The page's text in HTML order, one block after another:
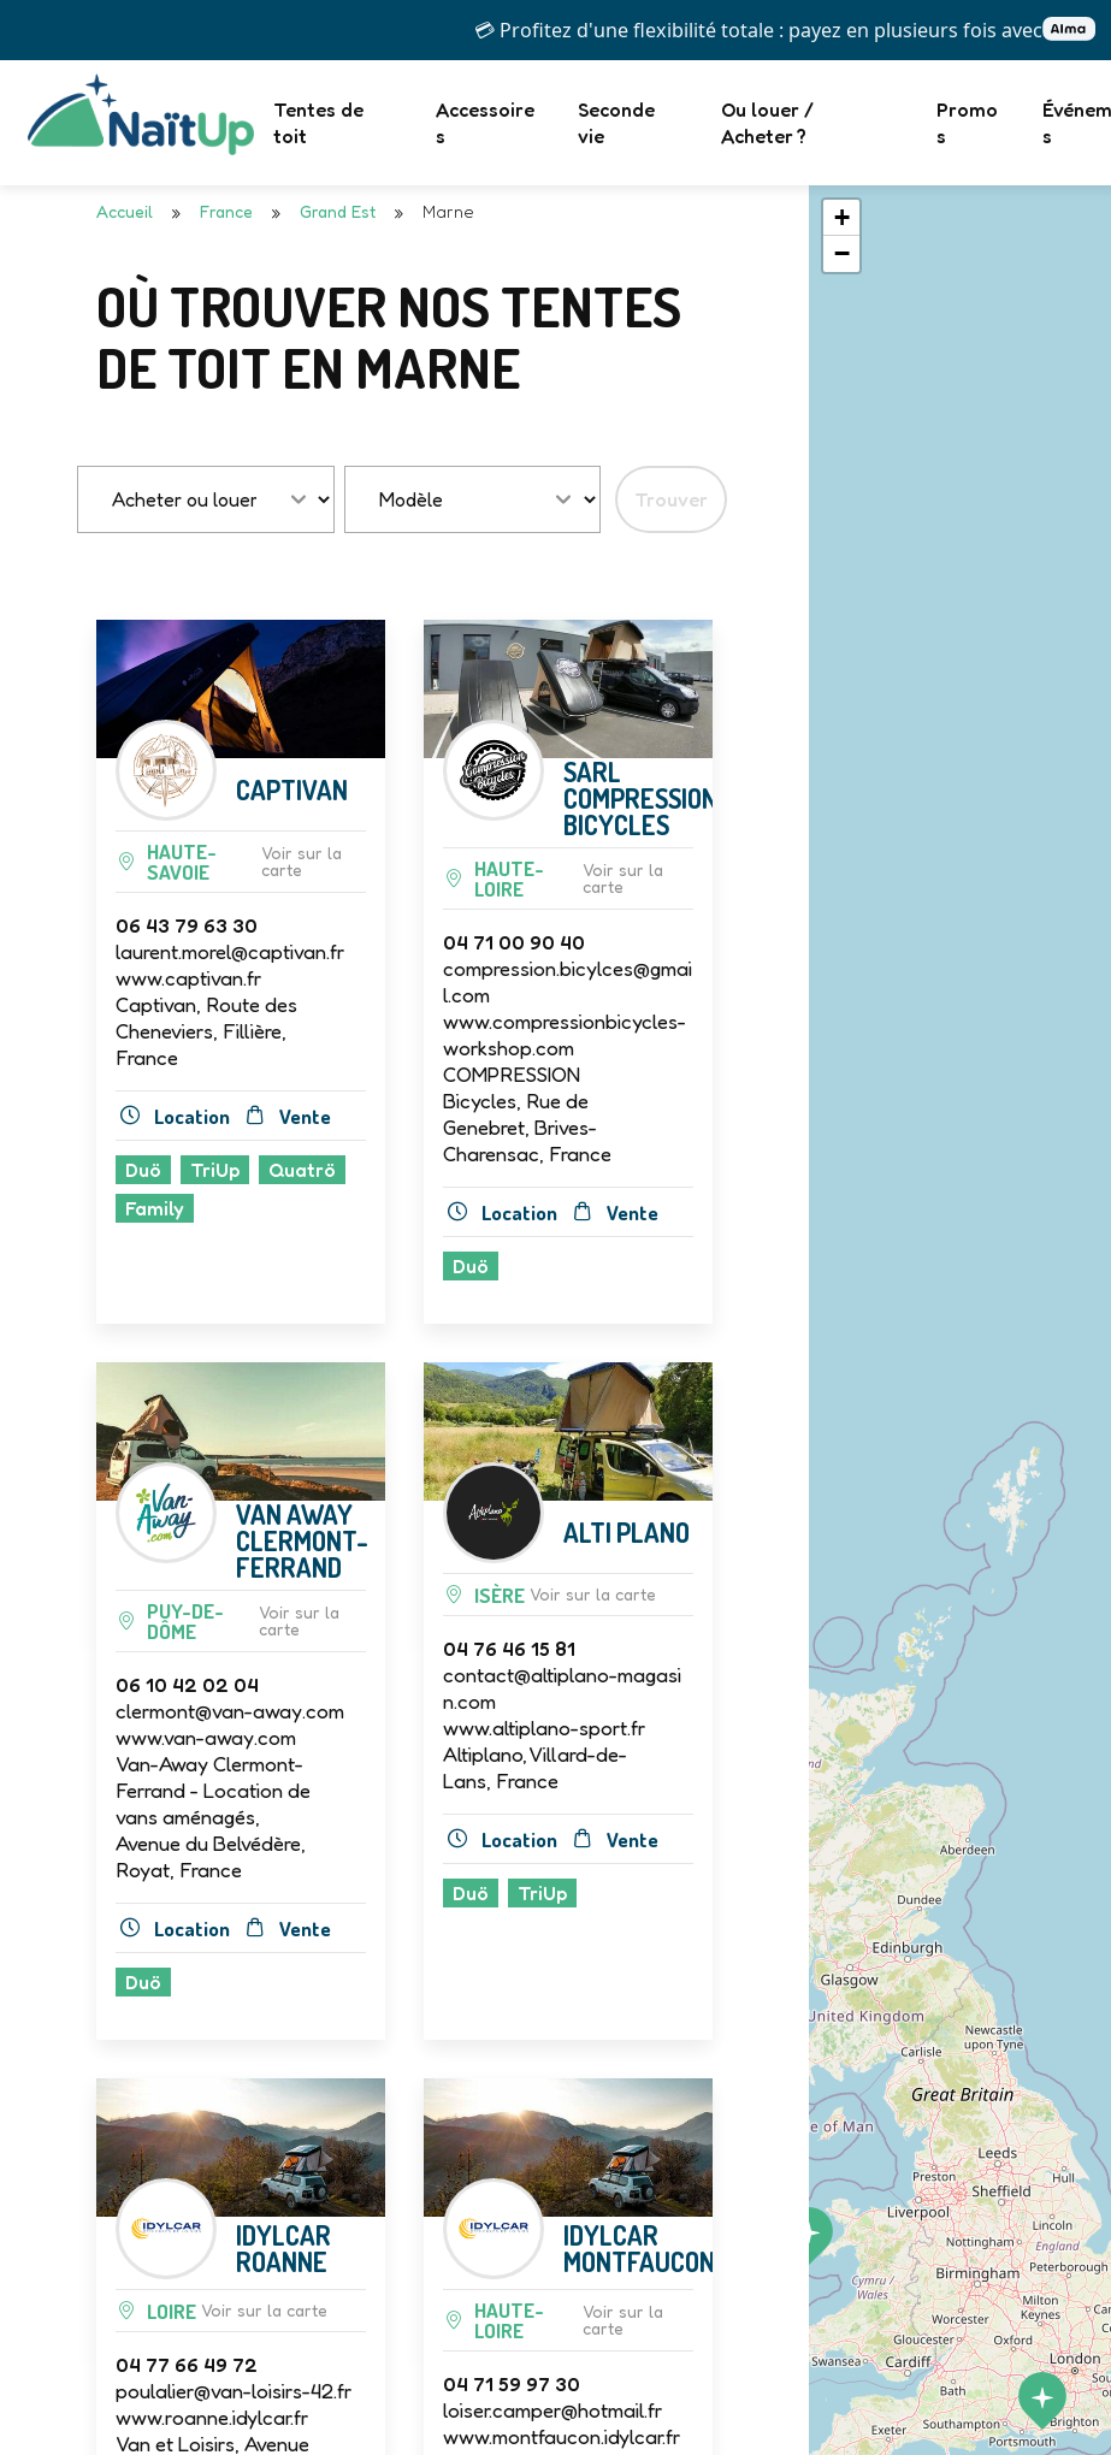
💳 Profitez d'une flexibilité totale : payez en plusieurs fois avec
Tentes de
toit
Accessoire
s
Seconde
vie
Ou louer /
Acheter ?
Promo
s
s
Accueil » France » Grand Est » Marne
OÙ TROUVER NOS TENTES
DE TOIT EN MARNE
Trouver
CAPTIVAN
HAUTE-
SAVOIE
Voir sur la
carte
06 43 79 63 30
laurent.morel@captivan.fr
www.captivan.fr
Captivan, Route des
Cheneviers, Fillière,
France
Location Vente
Duö TriUp
Quatrö
Family
SARL
COMPRESSION
BICYCLES
HAUTE-
LOIRE
Voir sur la
carte
04 71 00 90 40
compression.bicylces@gmai
l.com
www.compressionbicycles-
workshop.com
COMPRESSION
Bicycles, Rue de
Genebret, Brives-
Charensac, France
Location Vente
Duö
VAN AWAY
CLERMONT-
FERRAND
PUY-DE-
DÔME
Voir sur la
carte
06 10 42 02 04
clermont@van-away.com
www.van-away.com
Van-Away Clermont-
Ferrand - Location de
vans aménagés,
Avenue du Belvédère,
Royat, France
Location Vente
Duö
ALTI PLANO
ISÈRE Voir sur la carte
04 76 46 15 81
contact@altiplano-magasi
n.com
www.altiplano-sport.fr
Altiplano, Villard-de-
Lans, France
Location Vente
Duö TriUp
IDYLCAR
ROANNE
LOIRE Voir sur la carte
04 77 66 49 72
poulalier@van-loisirs-42.fr
www.roanne.idylcar.fr
Van et Loisirs, Avenue
IDYLCAR
MONTFAUCON
HAUTE-
LOIRE
Voir sur la
carte
04 71 59 97 30
loiser.camper@hotmail.fr
www.montfaucon.idylcar.fr
+
−